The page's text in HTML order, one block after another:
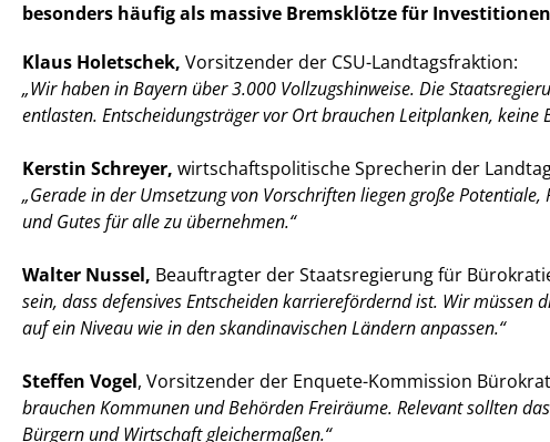
besonders häufig als massive Bremsklötze für
Klaus Holetschek, Vorsitzender der CSU-Landtagsfraktion:
Wir haben in Bayern über 3.000 Vollzugshinweise. Die
entlasten. Entscheidungsträger vor Ort brauchen Leitplanken,
Kerstin Schreyer, wirtschaftspolitische Sprecherin der
Gerade in der Umsetzung von Vorschriften liegen große
und Gutes für alle zu übernehmen.“
Walter Nussel, Beauftragter der Staatsregierung für
sein, dass defensives Entscheiden karrierefördernd ist. Wir
auf ein Niveau wie in den skandinavischen Ländern anpassen.“
Steffen Vogel, Vorsitzender der Enquete-Kommission
brauchen Kommunen und Behörden Freiräume. Relevant sollten
Bürgern und Wirtschaft gleichermaßen.“